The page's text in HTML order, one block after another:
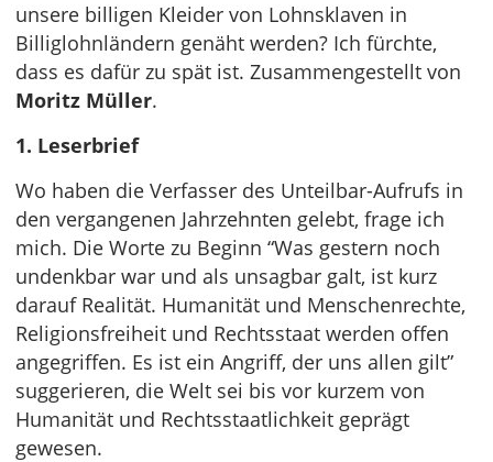
unsere billigen Kleider von Lohnsklaven in
Billiglohnländern genäht werden? Ich fürchte,
dass es dafür zu spät ist. Zusammengestellt von
Moritz Müller.
1. Leserbrief
Wo haben die Verfasser des Unteilbar-Aufrufs in
den vergangenen Jahrzehnten gelebt, frage ich
mich. Die Worte zu Beginn “Was gestern noch
undenkbar war und als unsagbar galt, ist kurz
darauf Realität. Humanität und Menschenrechte,
Religionsfreiheit und Rechtsstaat werden offen
angegriffen. Es ist ein Angriff, der uns allen gilt”
suggerieren, die Welt sei bis vor kurzem von
Humanität und Rechtsstaatlichkeit geprägt
gewesen.